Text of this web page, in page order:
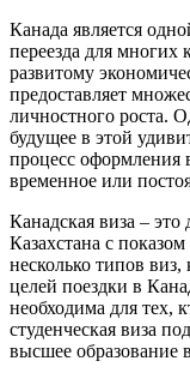
Канада является
переезда для многих
развитому
предоставляет
личностного роста.
будущее в этой
процесс оформления
временное или
Канадская виза –
Казахстана с
несколько типов
целей поездки в
необходима для тех,
студенческая виза
высшее образование